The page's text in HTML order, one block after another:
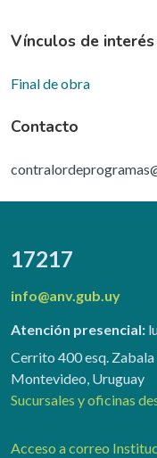
Vínculos de interés
Final de obra
Contacto
17217
info@anv.gub.uy
Atención presencial:
Cerrito 400 esq. Zabala
Montevideo, Uruguay
Sucursales y oficinas
Acceso a correo